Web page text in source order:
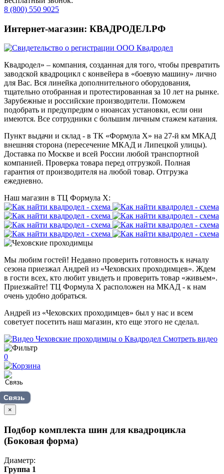
8 (800) 550 9025
Интернет-магазин: КВАДРОДЕЛ.РФ
Квадродел» – компания, созданная для того, чтобы превратить
заводской квадроцикл с конвейера в «боевую машину» лично
для Вас. Вся линейка дополнительного оборудования,
тщательно отобранная и протестированная за 10 лет на рынке.
Зарубежные и российские производители. Поможем
подобрать и предупредим о нюансах установки, если они
имеются. Все сотрудники с большим личным стажем катания.
Пункт выдачи и склад - в ТК «Формула X» на 27-й км МКАД
внешняя сторона (пересечение МКАД и Липецкой улицы).
Доставка по Москве и всей России любой транспортной
компанией. Проверка товара перед отгрузкой. Полная
гарантия от производителя на любой товар. Отгрузка
ежедневно.
Наш магазин в ТЦ Формула Х:
Мы любим гостей! Недавно проверить готовность к началу
сезона приезжал Андрей из «Чеховских проходимцев». Ждем
в гости всех, кто любит увидеть и проверить товар «живьем».
Приезжайте! ТЦ Формула Х расположен на МКАД - к нам
очень удобно добраться.
Андрей из «Чеховских проходимцев» был у нас и всем
советует посетить наш магазин, кто еще этого не сделал.
Смотреть видео
0
Связь
×
Подбор комплекта шин для квадроцикла
(Боковая форма)
Диаметр:
Группа 1